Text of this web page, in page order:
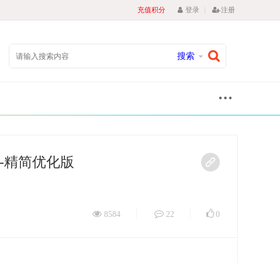
充值积分 登录 | 注册
搜索
精简优化版
8584 22 0